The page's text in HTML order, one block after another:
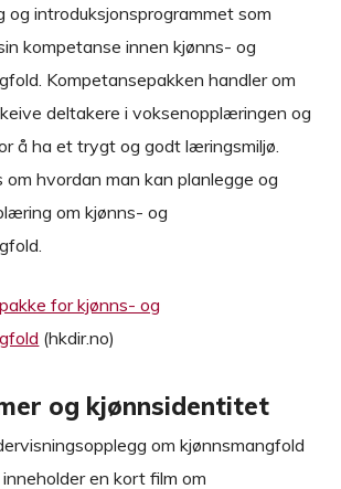
introduksjonsprogrammet som
kompetanse innen kjønns- og
Kompetansepakken handler om
deltakere i voksenopplæringen og
å ha et trygt og godt læringsmiljø.
om hvordan man kan planlegge og
om kjønns- og
for kjønns- og
(hkdir.no)
og kjønnsidentitet
om kjønnsmangfold
en kort film om